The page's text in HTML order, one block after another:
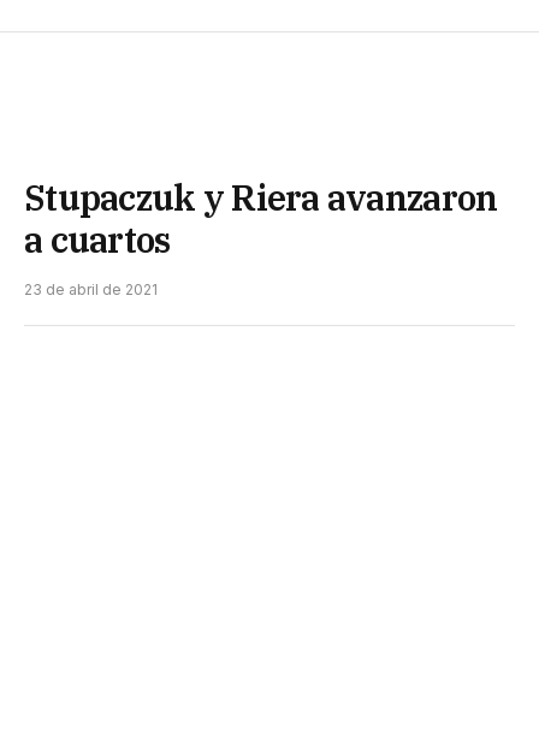
Stupaczuk y Riera avanzaron
a cuartos
23 de abril de 2021